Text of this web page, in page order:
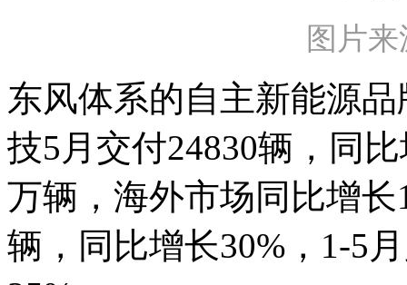
图片
东风体系的自主新能源
技5月交付24830辆，同
万辆，海外市场同比增长
辆，同比增长30%，1-5